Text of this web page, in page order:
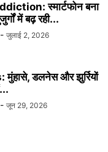
स्मार्टफोन बना
में बढ़ रही...
- जुलाई 2, 2026
डलनेस और झुर्रियों
- जून 29, 2026